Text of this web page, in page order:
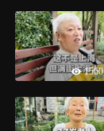
1560